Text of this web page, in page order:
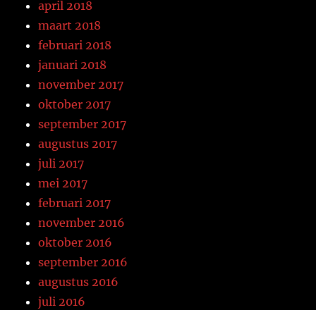
april 2018
maart 2018
februari 2018
januari 2018
november 2017
oktober 2017
september 2017
augustus 2017
juli 2017
mei 2017
februari 2017
november 2016
oktober 2016
september 2016
augustus 2016
juli 2016